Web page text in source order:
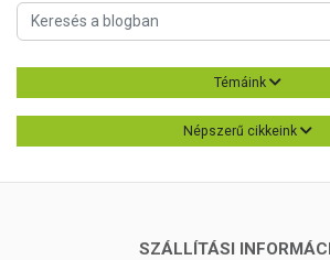
Témáink
Népszerű cikkeink
SZÁLLÍTÁSI